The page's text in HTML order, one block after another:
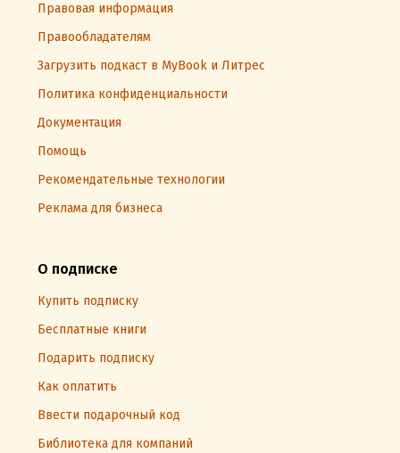
Правовая информация
Правообладателям
Загрузить подкаст в MyBook и Литрес
Политика конфиденциальности
Документация
Помощь
Рекомендательные технологии
Реклама для бизнеса
О подписке
Купить подписку
Бесплатные книги
Подарить подписку
Как оплатить
Ввести подарочный код
Библиотека для компаний